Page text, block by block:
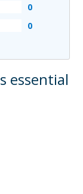
0
0
essential